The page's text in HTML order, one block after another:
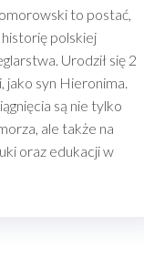
to postać,
historię polskiej
Urodził się 2
jako syn Hieronima.
są nie tylko
ale także na
oraz edukacji w